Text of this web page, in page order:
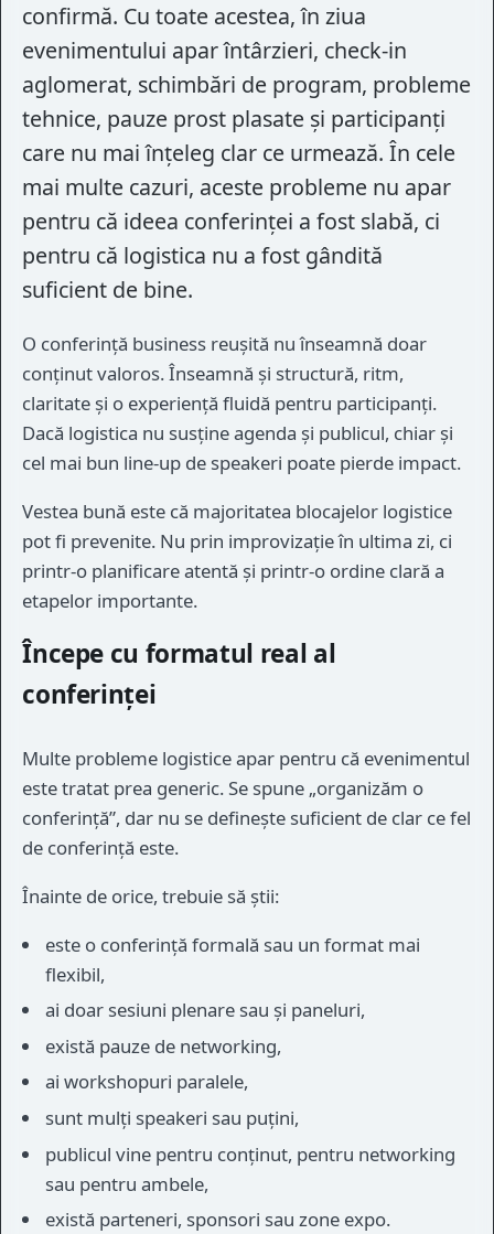
confirmă. Cu toate acestea, în ziua
evenimentului apar întârzieri, check-in
aglomerat, schimbări de program, probleme
tehnice, pauze prost plasate și participanți
care nu mai înțeleg clar ce urmează. În cele
mai multe cazuri, aceste probleme nu apar
pentru că ideea conferinței a fost slabă, ci
pentru că logistica nu a fost gândită
suficient de bine.
O conferință business reușită nu înseamnă doar
conținut valoros. Înseamnă și structură, ritm,
claritate și o experiență fluidă pentru participanți.
Dacă logistica nu susține agenda și publicul, chiar și
cel mai bun line-up de speakeri poate pierde impact.
Vestea bună este că majoritatea blocajelor logistice
pot fi prevenite. Nu prin improvizație în ultima zi, ci
printr-o planificare atentă și printr-o ordine clară a
etapelor importante.
Începe cu formatul real al
conferinței
Multe probleme logistice apar pentru că evenimentul
este tratat prea generic. Se spune „organizăm o
conferință”, dar nu se definește suficient de clar ce fel
de conferință este.
Înainte de orice, trebuie să știi:
este o conferință formală sau un format mai
flexibil,
ai doar sesiuni plenare sau și paneluri,
există pauze de networking,
ai workshopuri paralele,
sunt mulți speakeri sau puțini,
publicul vine pentru conținut, pentru networking
sau pentru ambele,
există parteneri, sponsori sau zone expo.